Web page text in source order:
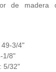
de madera
49-3/4"
1/8"
5/32"